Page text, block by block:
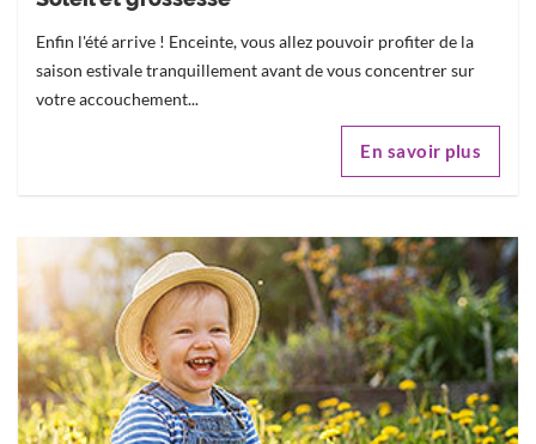
Enfin l'été arrive ! Enceinte, vous allez pouvoir profiter de la
saison estivale tranquillement avant de vous concentrer sur
votre accouchement...
En savoir plus